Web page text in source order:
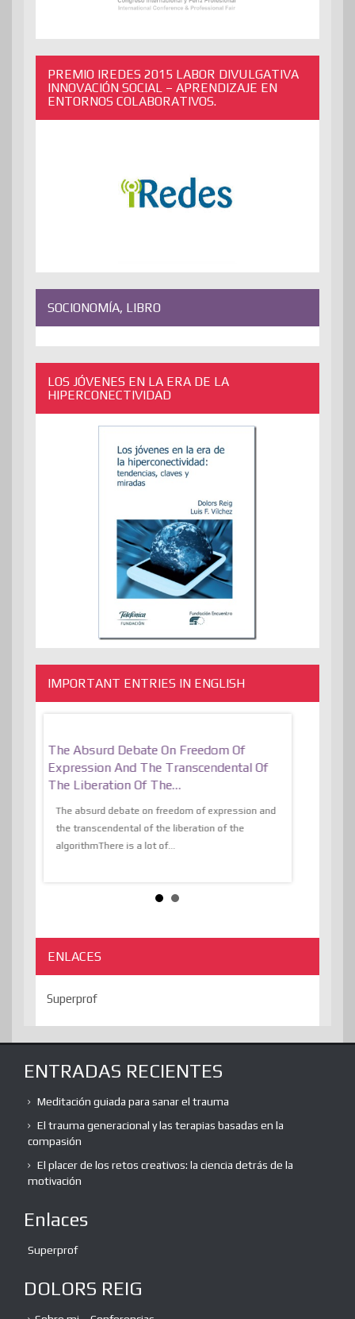
PREMIO IREDES 2015 LABOR DIVULGATIVA
INNOVACIÓN SOCIAL – APRENDIZAJE EN
ENTORNOS COLABORATIVOS.
SOCIONOMÍA, LIBRO
LOS JÓVENES EN LA ERA DE LA
HIPERCONECTIVIDAD
IMPORTANT ENTRIES IN ENGLISH
The Absurd Debate On Freedom Of
Expression And The Transcendental Of
The Liberation Of The…
The absurd debate on freedom of expression and
the transcendental of the liberation of the
algorithmThere is a lot of...
ENLACES
Superprof
ENTRADAS RECIENTES
Meditación guiada para sanar el trauma
El trauma generacional y las terapias basadas en la
compasión
El placer de los retos creativos: la ciencia detrás de la
motivación
Enlaces
Superprof
DOLORS REIG